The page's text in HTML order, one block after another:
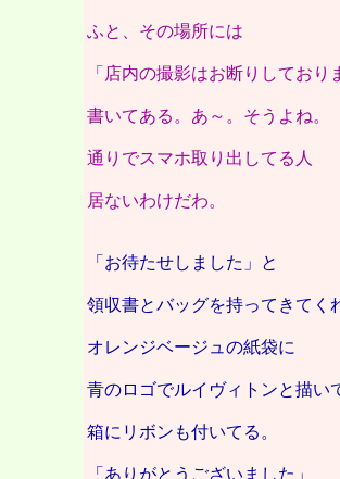
ふと、その場所には
「店内の撮影はお断りしており
書いてある。あ～。そうよね。
通りでスマホ取り出してる人
居ないわけだわ。
「お待たせしました」と
領収書とバッグを持ってきてく
オレンジベージュの紙袋に
青のロゴでルイヴィトンと描い
箱にリボンも付いてる。
「ありがとうございました」